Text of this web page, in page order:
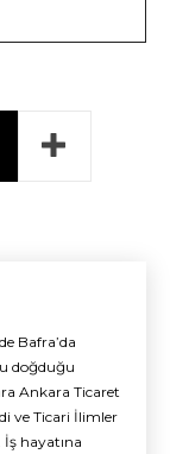
Bafra’da
doğduğu
Ankara Ticaret
ve Ticari İlimler
hayatına